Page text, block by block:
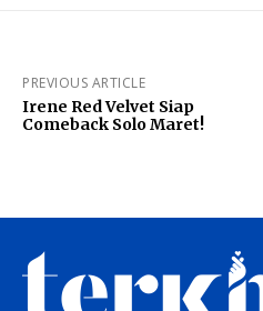
PREVIOUS ARTICLE
Irene Red Velvet Siap
Comeback Solo Maret!